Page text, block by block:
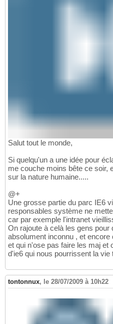
Salut tout le monde,
Si quelqu'un a une idée pour
me couche moins bête ce soir,
sur la nature humaine.....
@+
Une grosse partie du parc IE6
responsables système ne
car par exemple l'intranet
On rajoute à celà les gens pour
absolument inconnu , et
et qui n'ose pas faire les maj et
d'ie6 qui nous pourrissent la vie
tontonnux, le 28/07/2009 à 10h22